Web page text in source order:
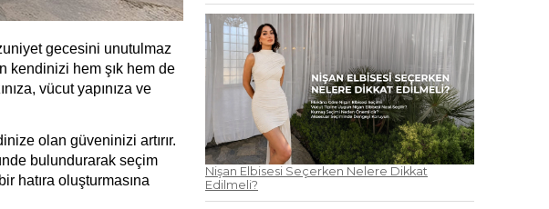
gecesini unutulmaz
kendinizi hem şık hem de
vücut yapınıza ve
olan güveninizi artırır.
bulundurarak seçim
hatıra oluşturmasına
Nişan Elbisesi Seçerken Nelere Dikkat
Edilmeli?